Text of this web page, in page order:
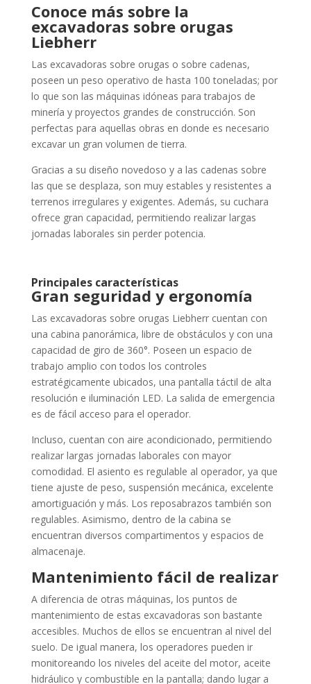
Conoce más sobre la
excavadoras sobre orugas
Liebherr
Las excavadoras sobre orugas o sobre cadenas,
poseen un peso operativo de hasta 100 toneladas; por
lo que son las máquinas idóneas para trabajos de
minería y proyectos grandes de construcción. Son
perfectas para aquellas obras en donde es necesario
excavar un gran volumen de tierra.
Gracias a su diseño novedoso y a las cadenas sobre
las que se desplaza, son muy estables y resistentes a
terrenos irregulares y exigentes. Además, su cuchara
ofrece gran capacidad, permitiendo realizar largas
jornadas laborales sin perder potencia.
Principales características
Gran seguridad y ergonomía
Las excavadoras sobre orugas Liebherr cuentan con
una cabina panorámica, libre de obstáculos y con una
capacidad de giro de 360°. Poseen un espacio de
trabajo amplio con todos los controles
estratégicamente ubicados, una pantalla táctil de alta
resolución e iluminación LED. La salida de emergencia
es de fácil acceso para el operador.
Incluso, cuentan con aire acondicionado, permitiendo
realizar largas jornadas laborales con mayor
comodidad. El asiento es regulable al operador, ya que
tiene ajuste de peso, suspensión mecánica, excelente
amortiguación y más. Los reposabrazos también son
regulables. Asimismo, dentro de la cabina se
encuentran diversos compartimentos y espacios de
almacenaje.
Mantenimiento fácil de realizar
A diferencia de otras máquinas, los puntos de
mantenimiento de estas excavadoras son bastante
accesibles. Muchos de ellos se encuentran al nivel del
suelo. De igual manera, los operadores pueden ir
monitoreando los niveles del aceite del motor, aceite
hidráulico y combustible en la pantalla; dando lugar a